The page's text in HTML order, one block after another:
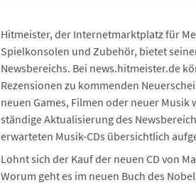
Hitmeister, der Internetmarktplatz für
Spielkonsolen und Zubehör, bietet
Newsbereichs. Bei news.hitmeister.de
Rezensionen zu kommenden
neuen Games, Filmen oder neuer
ständige Aktualisierung des
erwarteten Musik-CDs übersichtlich
Lohnt sich der Kauf der neuen CD von
Worum geht es im neuen Buch des